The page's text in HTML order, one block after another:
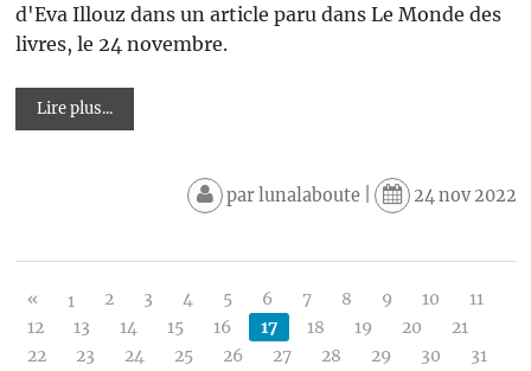
d'Eva Illouz dans un article paru dans Le Monde des
livres, le 24 novembre.
Lire plus...
par lunalaboute| 24 nov 2022
« 1 2 3 4 5 6 7 8 9 10
11
12
13 14 15 16 17 18 19 20
21
22
23 24 25 26 27 28 29 30
31